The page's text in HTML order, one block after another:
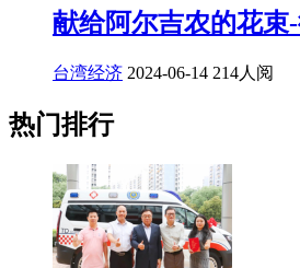
献给阿尔吉农的花束
台湾经济 2024-06-14 214人阅
热门排行